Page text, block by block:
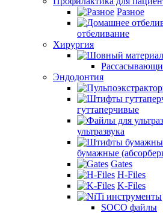
Разное
отбеливание
Хирургия
Эндодонтия
гуттаперчивые
ультразвука
бумажные
Gates
H-Files
K-Files
SOCO файлы